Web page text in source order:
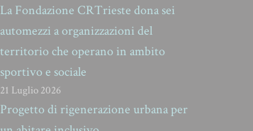
La Fondazione CRTrieste dona sei
automezzi a organizzazioni del
territorio che operano in ambito
sportivo e sociale
21 Luglio 2026
Progetto di rigenerazione urbana per